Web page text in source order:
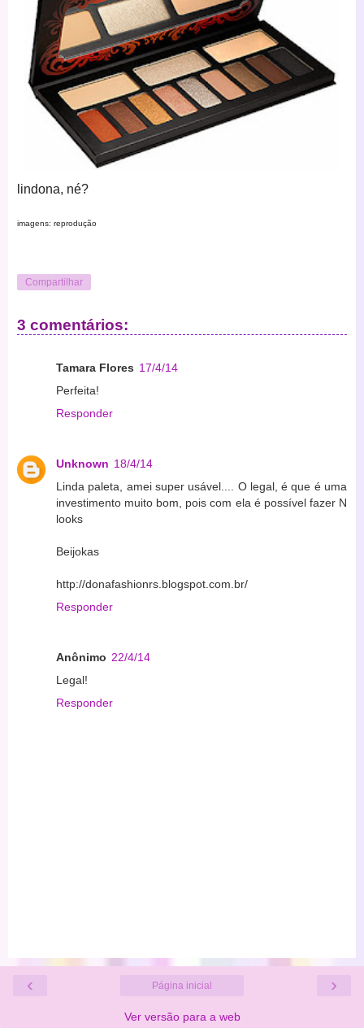
lindona, né?
imagens: reprodução
Compartilhar
3 comentários:
Tamara Flores 17/4/14
Perfeita!
Responder
Unknown 18/4/14
Linda paleta, amei super usável.... O legal, é que é uma
investimento muito bom, pois com ela é possível fazer N
looks
Beijokas
http://donafashionrs.blogspot.com.br/
Responder
Anônimo 22/4/14
Legal!
Responder
‹ ›
Página inicial
Ver versão para a web